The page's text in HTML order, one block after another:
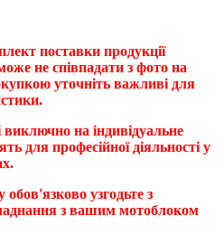
поставки продукції
не співпадати з фото на
уточніть важливі для
на індивідуальне
для професійної діяльності у
узгодьте з
з вашим мотоблоком